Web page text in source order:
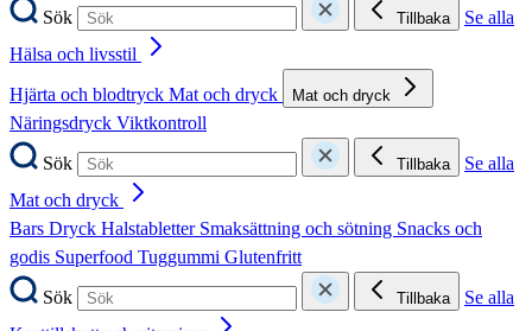
Sök Tillbaka
Se alla
Hälsa och livsstil
Hjärta och blodtryck Mat och dryck Mat och dryck
Näringsdryck Viktkontroll
Sök
Tillbaka
Se alla
Mat och dryck
Bars Dryck Halstabletter Smaksättning och sötning Snacks och
godis Superfood Tuggummi Glutenfritt
Sök
Tillbaka
Se alla